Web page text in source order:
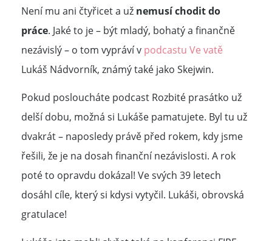
Není mu ani čtyřicet a už nemusí chodit do
práce. Jaké to je – být mladý, bohatý a finančně
nezávislý – o tom vypráví v podcastu Ve vatě
Lukáš Nádvorník, známý také jako Skejwin.
Pokud posloucháte podcast Rozbité prasátko už
delší dobu, možná si Lukáše pamatujete. Byl tu už
dvakrát – naposledy právě před rokem, kdy jsme
řešili, že je na dosah finanční nezávislosti. A rok
poté to opravdu dokázal! Ve svých 39 letech
dosáhl cíle, který si kdysi vytyčil. Lukáši, obrovská
gratulace!